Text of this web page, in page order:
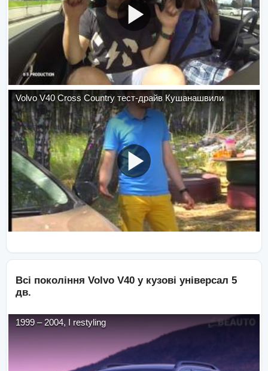
Volvo V40 Cross Country тест-драйв Кушанашвили
Всі покоління Volvo V40 у кузові універсал 5
дв.
1999 – 2004, I restyling